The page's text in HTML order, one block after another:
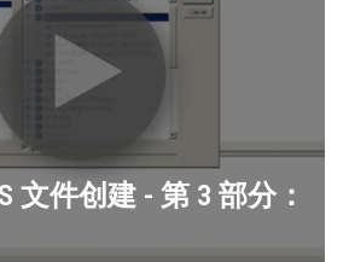
文件创建 - 第 3 部分：